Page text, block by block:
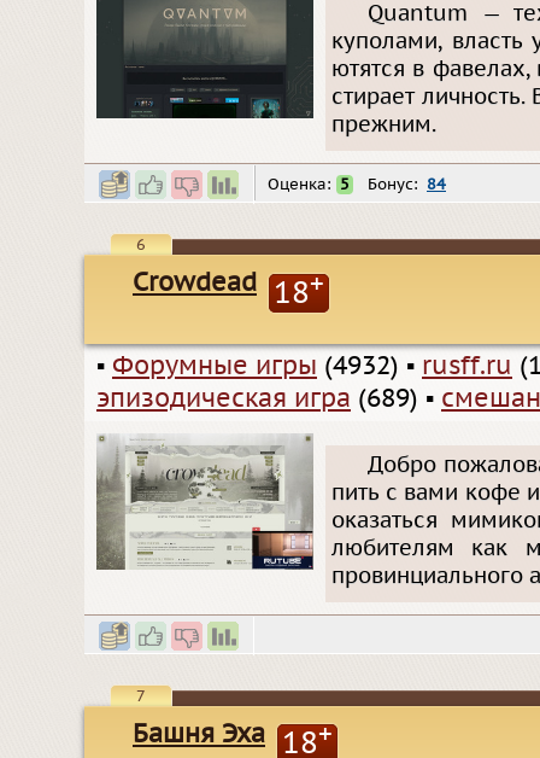
Quantum —
куполами,
ютятся в
стирает
прежним.
Оценка: 5 Бонус: 84
6
Crowdead 18+
▪ Форумные игры (4932) ▪ rusff.ru
эпизодическая игра (689) ▪
Добро
пить с вами кофе
оказаться
любителям как
провинциального
7
Башня Эха 18+